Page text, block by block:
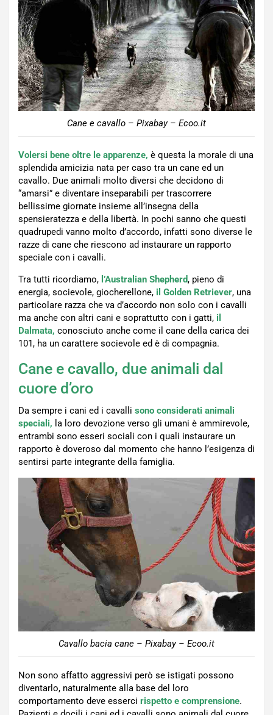
Cane e cavallo – Pixabay – Ecoo.it
Volersi bene oltre le apparenze, è questa la morale di una
splendida amicizia nata per caso tra un cane ed un
cavallo. Due animali molto diversi che decidono di
“amarsi” e diventare inseparabili per trascorrere
bellissime giornate insieme all’insegna della
spensieratezza e della libertà. In pochi sanno che questi
quadrupedi vanno molto d’accordo, infatti sono diverse le
razze di cane che riescono ad instaurare un rapporto
speciale con i cavalli.
Tra tutti ricordiamo, l’Australian Shepherd, pieno di
energia, socievole, giocherellone, il Golden Retriever, una
particolare razza che va d’accordo non solo con i cavalli
ma anche con altri cani e soprattutto con i gatti, il
Dalmata, conosciuto anche come il cane della carica dei
101, ha un carattere socievole ed è di compagnia.
Cane e cavallo, due animali dal
cuore d’oro
Da sempre i cani ed i cavalli sono considerati animali
speciali, la loro devozione verso gli umani è ammirevole,
entrambi sono esseri sociali con i quali instaurare un
rapporto è doveroso dal momento che hanno l’esigenza di
sentirsi parte integrante della famiglia.
Cavallo bacia cane – Pixabay – Ecoo.it
Non sono affatto aggressivi però se istigati possono
diventarlo, naturalmente alla base del loro
comportamento deve esserci rispetto e comprensione.